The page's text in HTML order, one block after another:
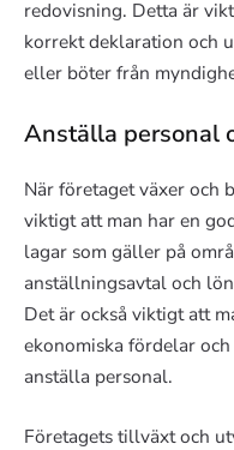
redovisning. Detta är
korrekt deklaration och
eller böter från
Anställa personal
När företaget växer och
viktigt att man har en
lagar som gäller på
anställningsavtal och
Det är också viktigt att
ekonomiska fördelar
anställa personal.
Företagets tillväxt och